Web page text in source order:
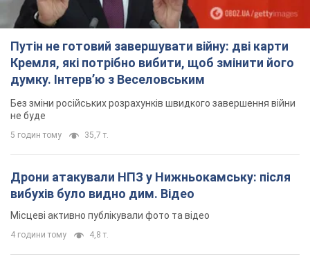
Путін не готовий завершувати війну: дві карти
Кремля, які потрібно вибити, щоб змінити його
думку. Інтерв’ю з Веселовським
Без зміни російських розрахунків швидкого завершення війни
не буде
5 годин тому 35,7 т.
Дрони атакували НПЗ у Нижньокамську: після
вибухів було видно дим. Відео
Місцеві активно публікували фото та відео
4 години тому 4,8 т.